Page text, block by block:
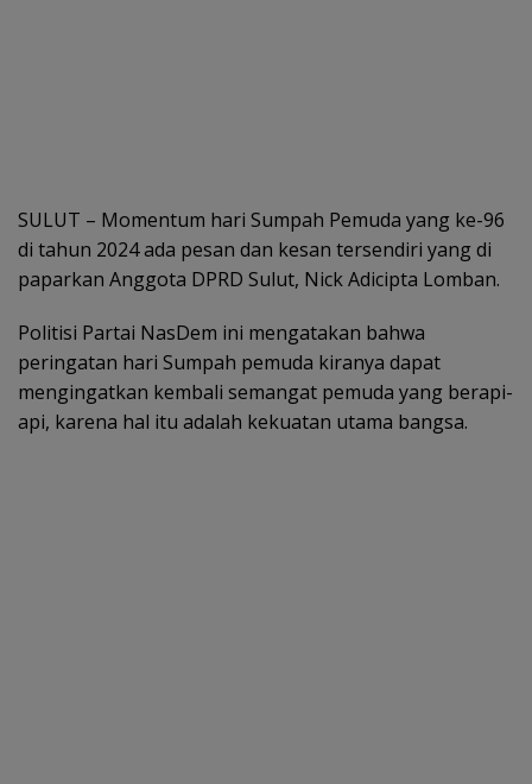
SULUT – Momentum hari Sumpah Pemuda yang ke-96
di tahun 2024 ada pesan dan kesan tersendiri yang di
paparkan Anggota DPRD Sulut, Nick Adicipta Lomban.
Politisi Partai NasDem ini mengatakan bahwa
peringatan hari Sumpah pemuda kiranya dapat
mengingatkan kembali semangat pemuda yang berapi-
api, karena hal itu adalah kekuatan utama bangsa.